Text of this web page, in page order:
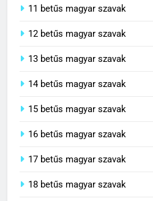
11 betűs magyar szavak
12 betűs magyar szavak
13 betűs magyar szavak
14 betűs magyar szavak
15 betűs magyar szavak
16 betűs magyar szavak
17 betűs magyar szavak
18 betűs magyar szavak